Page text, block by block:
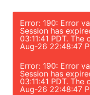
Error: 190: Error
Session has
03:11:41 PDT.
Aug-26 22:48:47
Error: 190: Error
Session has
03:11:41 PDT.
Aug-26 22:48:47